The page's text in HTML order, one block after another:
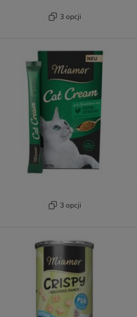
3 opcji
3 opcji